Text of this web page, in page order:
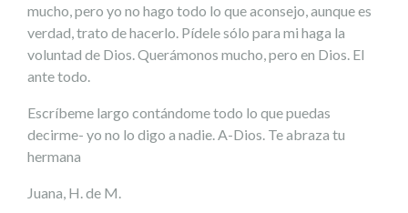
mucho, pero yo no hago todo lo que aconsejo, aunque es
verdad, trato de hacerlo. Pídele sólo para mi haga la
voluntad de Dios. Querámonos mucho, pero en Dios. El
ante todo.
Escríbeme largo contándome todo lo que puedas
decirme- yo no lo digo a nadie. A-Dios. Te abraza tu
hermana
Juana, H. de M.